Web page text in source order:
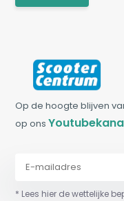
Op de hoogte blijven
op ons
* Lees hier de wettelijke